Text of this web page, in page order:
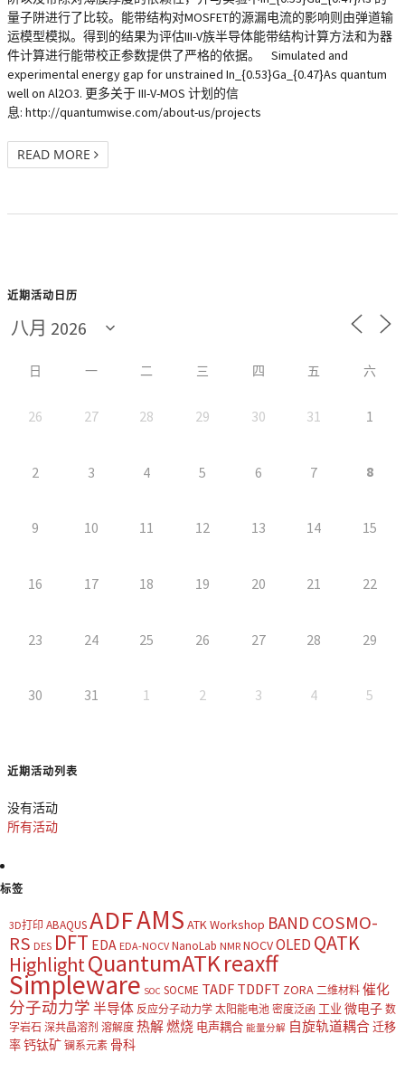
量子阱进行了比较。能带结构对MOSFET的源漏电流的影响则由弹道输
运模型模拟。得到的结果为评估III-V族半导体能带结构计算方法和为器
件计算进行能带校正参数提供了严格的依据。 Simulated and
experimental energy gap for unstrained In_{0.53}Ga_{0.47}As quantum
well on Al2O3. 更多关于 III-V-MOS 计划的信
息: http://quantumwise.com/about-us/projects
READ MORE
近期活动日历
日 一 二 三 四 五 六
26 27 28 29 30 31 1
2 3 4 5 6 7 8
9 10 11 12 13 14 15
16 17 18 19 20 21 22
23 24 25 26 27 28 29
30 31 1 2 3 4 5
近期活动列表
没有活动
所有活动
标签
3D打印 ABAQUSADFAMS ATK Workshop BAND COSMO-
RS DES DFT EDA EDA-NOCV NanoLab NMR NOCVOLED QATK
HighlightQuantumATKreaxff
Simpleware SOC SOCME TADF TDDFT ZORA 二维材料 催化
分子动力学 半导体 反应分子动力学 太阳能电池 密度泛函 工业 微电子 数
字岩石 深共晶溶剂 溶解度 热解燃烧 电声耦合 能量分解 自旋轨道耦合迁移
率钙钛矿 镧系元素 骨科